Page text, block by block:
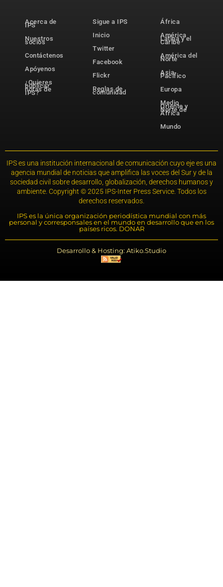
Acerca de
IPS
Nuestros
socios
Contáctenos
Apóyenos
¿Quieres
publicar
notas de
IPS?
Sigue a IPS
Inicio
Twitter
Facebook
Flickr
Reglas de
comunidad
África
América
Latina y el
Caribe
América del
Norte
Asia-
Pacífico
Europa
Medio
Oriente y
Norte de
África
Mundo
IPS es una institución internacional de comunicación cuyo eje es una
agencia mundial de noticias que amplifica las voces del Sur y de la
sociedad civil sobre desarrollo, globalización, derechos humanos y
ambiente. Copyright © 2025 IPS-Inter Press Service. Todos los
derechos reservados.
IPS es la única organización periodística mundial con más
personal y corresponsales en el mundo en desarrollo que en los
países ricos. DONAR
Desarrollo & Hosting: Atiko.Studio